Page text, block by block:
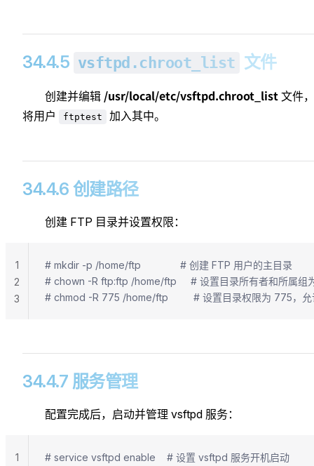
34.4.5 vsftpd.chroot_list 文件
创建并编辑 /usr/local/etc/vsftpd.chroot_list 文件，
将用户
ftptest 加入其中。
34.4.6 创建路径
创建 FTP 目录并设置权限：
# mkdir -p /home/ftp              # 创建 FTP 用户的主目录
# chown -R ftp:ftp /home/ftp     # 设置目录所有者和所属组
# chmod -R 775 /home/ftp         # 设置目录权限为 775，允
1
2
3
34.4.7 服务管理
配置完成后，启动并管理 vsftpd 服务：
# service vsftpd enable    # 设置 vsftpd 服务开机启动
1